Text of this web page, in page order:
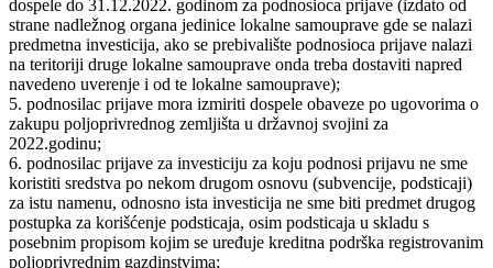
dospele do 31.12.2022. godinom za podnosioca prijave (izdato od
strane nadležnog organa jedinice lokalne samouprave gde se nalazi
predmetna investicija, ako se prebivalište podnosioca prijave nalazi
na teritoriji druge lokalne samouprave onda treba dostaviti napred
navedeno uverenje i od te lokalne samouprave);
5. podnosilac prijave mora izmiriti dospele obaveze po ugovorima o
zakupu poljoprivrednog zemljišta u državnoj svojini za
2022.godinu;
6. podnosilac prijave za investiciju za koju podnosi prijavu ne sme
koristiti sredstva po nekom drugom osnovu (subvencije, podsticaji)
za istu namenu, odnosno ista investicija ne sme biti predmet drugog
postupka za korišćenje podsticaja, osim podsticaja u skladu s
posebnim propisom kojim se uređuje kreditna podrška registrovanim
poljoprivrednim gazdinstvima;